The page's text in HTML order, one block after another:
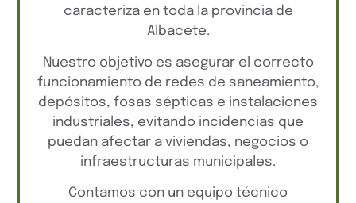
caracteriza en toda la provincia de
Albacete.
Nuestro objetivo es asegurar el correcto
funcionamiento de redes de saneamiento,
depósitos, fosas sépticas e instalaciones
industriales, evitando incidencias que
puedan afectar a viviendas, negocios o
infraestructuras municipales.
Contamos con un equipo técnico